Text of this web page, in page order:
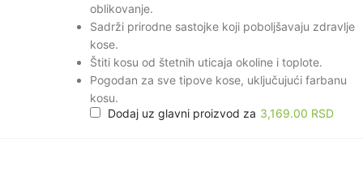
oblikovanje.
Sadrži prirodne sastojke koji poboljšavaju zdravlje
kose.
Štiti kosu od štetnih uticaja okoline i toplote.
Pogodan za sve tipove kose, uključujući farbanu
kosu.
Dodaj uz glavni proizvod za 3,169.00 RSD